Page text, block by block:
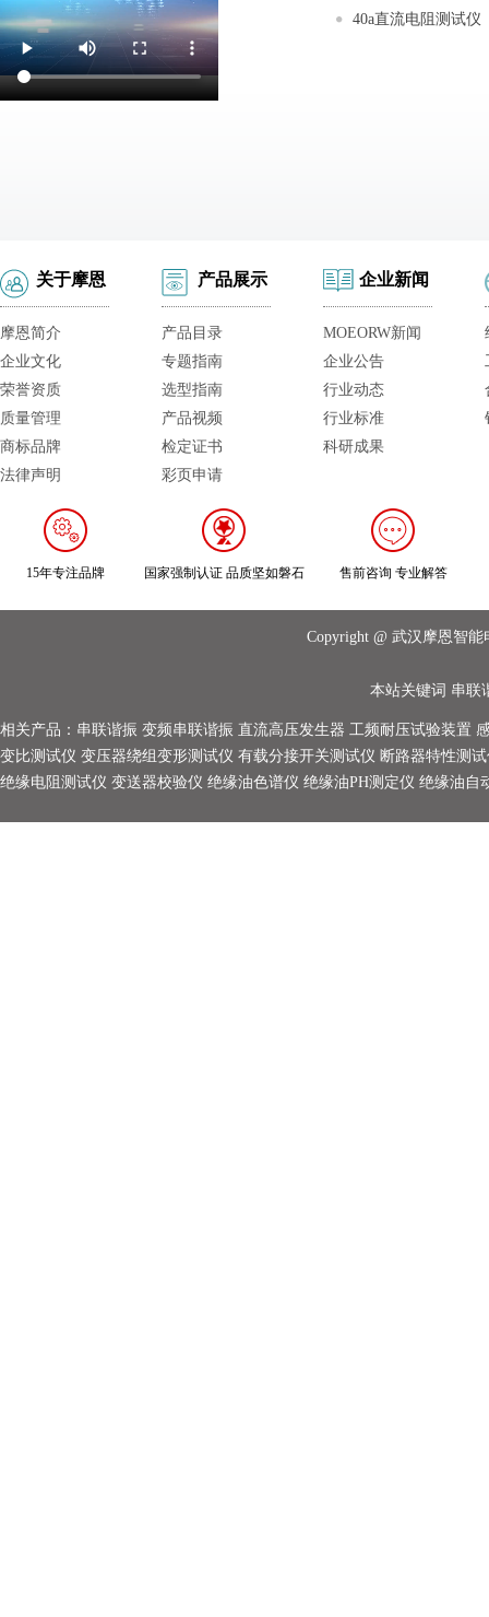
40a直流电阻测试仪
关于摩恩
摩恩简介
企业文化
荣誉资质
质量管理
商标品牌
法律声明
产品展示
产品目录
专题指南
选型指南
产品视频
检定证书
彩页申请
企业新闻
MOEORW新闻
企业公告
行业动态
行业标准
科研成果
15年专注品牌 国家强制认证 品质坚如磐石 售前咨询 专业解答
Copyright @ 武汉摩恩智
本站关键词 串联
相关产品： 串联谐振 变频串联谐振 直流高压发生器 工频耐压试验装置
变比测试仪 变压器绕组变形测试仪 有载分接开关测试仪 断路器特性测
绝缘电阻测试仪 变送器校验仪 绝缘油色谱仪 绝缘油PH测定仪 绝缘油自